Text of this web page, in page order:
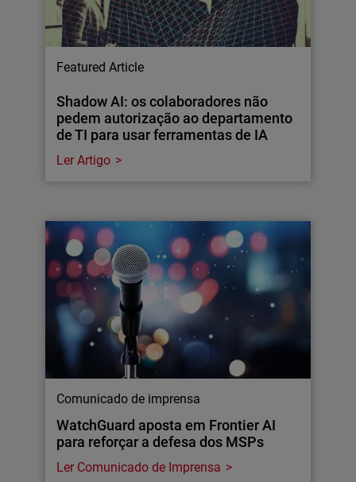
Featured Article
Shadow AI: os colaboradores não
pedem autorização ao departamento
de TI para usar ferramentas de IA
Ler Artigo
Comunicado de imprensa
WatchGuard aposta em Frontier AI
para reforçar a defesa dos MSPs
Ler Comunicado de Imprensa